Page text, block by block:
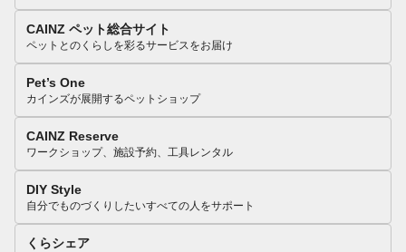
CAINZ ペット総合サイト
ペットとのくらしを彩るサービスをお届け
Pet’s One
カインズが展開するペットショップ
CAINZ Reserve
ワークショップ、施設予約、工具レンタル
DIY Style
自分でものづくりしたいすべての人をサポート
くらシェア